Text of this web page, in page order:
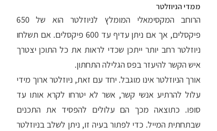
ממדי הניוזלטר
הרוחב המקסימאלי המומלץ לניוזלטר הוא של 650
פיקסלים, אך אם ניתן עדיף עד 600 פיקסלים. אם תשלחו
ניוזלטר רחב יותר ייתכן שכדי לראות את כל התוכן יצטרך
איש הקשר להיעזר בפס הגלילה התחתון.
אורך הניוזלטר אינו מוגבל. יחד עם זאת, ניוזלטר ארוך מידי
עלול להרתיע אנשי קשר, אשר לא יטרחו לקרא אותו עד
סופו. כתוצאה מכך הם עלולים להפסיד את התכנים
שבתחתית המייל. כדי לפתור בעיה זו, ניתן לשלב בניוזלטר